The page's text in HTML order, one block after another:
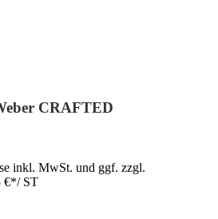
CRAFTED
inkl. MwSt. und ggf. zzgl.
€*/ ST